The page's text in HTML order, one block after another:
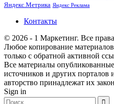
Яндекс.Метрика Яндекс Реклама
Контакты
© 2026 - 1 Маркетинг. Все
Любое копирование
только с обратной активной
Все материалы
источников и других порталов
авторство принадлежат их
Sign in